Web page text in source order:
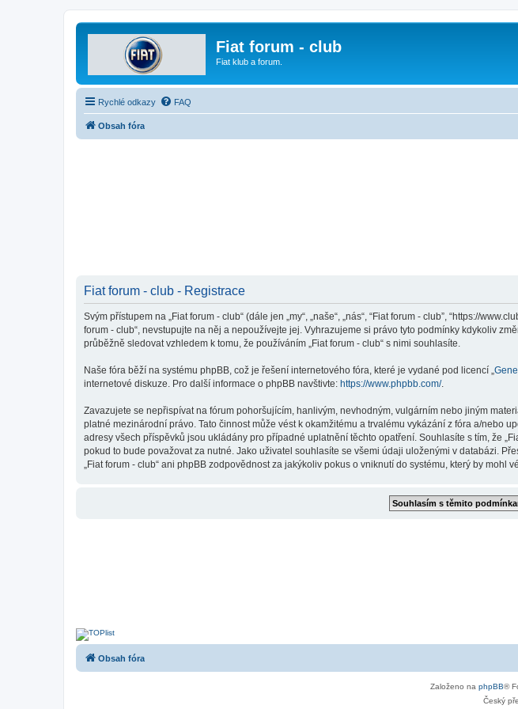
Fiat forum - club
Fiat klub a forum.
Rychlé odkazy FAQ
Obsah fóra
Fiat forum - club - Registrace
Svým přístupem na „Fiat forum - club“ (dále jen „my“, „naše“, „nás“, “Fiat forum - club”, “https://
forum - club“, nevstupujte na něj a nepoužívejte jej. Vyhrazujeme si právo tyto podmínky kdykoliv
průběžně sledovat vzhledem k tomu, že používáním „Fiat forum - club“ s nimi souhlasíte.
Naše fóra běží na systému phpBB, což je řešení internetového fóra, které je vydané pod licencí „
internetové diskuze. Pro další informace o phpBB navštivte: https://www.phpbb.com/.
Zavazujete se nepřispívat na fórum pohoršujícím, hanlivým, nevhodným, vulgárním nebo jiným
platné mezinárodní právo. Tato činnost může vést k okamžitému a trvalému vykázání z fóra a/nebo
adresy všech příspěvků jsou ukládány pro případné uplatnění těchto opatření. Souhlasíte s tím, že
pokud to bude považovat za nutné. Jako uživatel souhlasíte se všemi údaji uloženými v databázi.
„Fiat forum - club“ ani phpBB zodpovědnost za jakýkoliv pokus o vniknutí do systému, který by mohl
Obsah fóra
Založeno na phpBB®
Český